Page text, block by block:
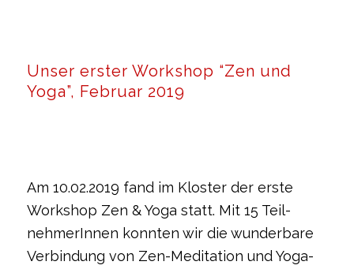
Unser erster Workshop “Zen und
Yoga”, Februar 2019
Am 10.02.2019 fand im Kloster der erste
Workshop Zen & Yoga statt. Mit 15 Teil-
nehmerInnen konnten wir die wunderbare
Verbindung von Zen-Meditation und Yoga-